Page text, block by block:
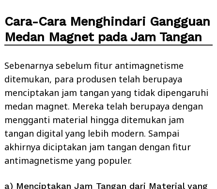
Cara-Cara Menghindari Gangguan
Medan Magnet pada Jam Tangan
Sebenarnya sebelum fitur antimagnetisme
ditemukan, para produsen telah berupaya
menciptakan jam tangan yang tidak dipengaruhi
medan magnet. Mereka telah berupaya dengan
mengganti material hingga ditemukan jam
tangan digital yang lebih modern. Sampai
akhirnya diciptakan jam tangan dengan fitur
antimagnetisme yang populer.
a) Menciptakan Jam Tangan dari Material yang